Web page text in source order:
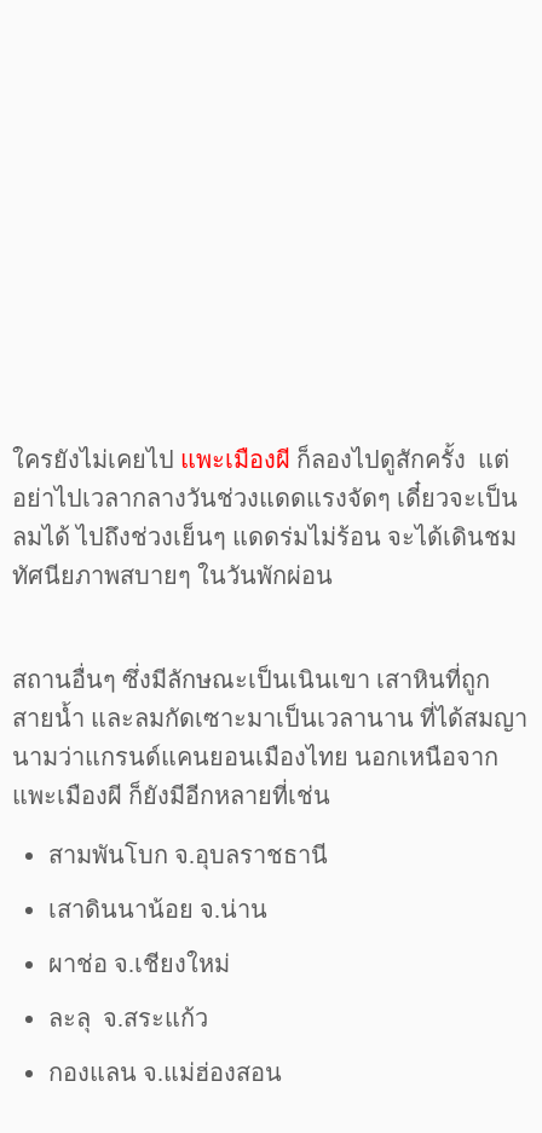
ใครยังไม่เคยไป แพะเมืองผี ก็ลองไปดูสักครั้ง แต่
อย่าไปเวลากลางวันช่วงแดดแรงจัดๆ เดี๋ยวจะเป็น
ลมได้ ไปถึงช่วงเย็นๆ แดดร่มไม่ร้อน จะได้เดินชม
ทัศนียภาพสบายๆ ในวันพักผ่อน
สถานอื่นๆ ซึ่งมีลักษณะเป็นเนินเขา เสาหินที่ถูก
สายน้ำ และลมกัดเซาะมาเป็นเวลานาน ที่ได้สมญา
นามว่าแกรนด์แคนยอนเมืองไทย นอกเหนือจาก
แพะเมืองผี ก็ยังมีอีกหลายที่เช่น
สามพันโบก จ.อุบลราชธานี
เสาดินนาน้อย จ.น่าน
ผาช่อ จ.เชียงใหม่
ละลุ จ.สระแก้ว
กองแลน จ.แม่ฮ่องสอน